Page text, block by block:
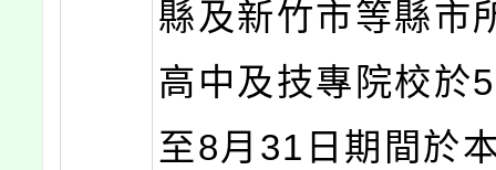
縣及新竹市等縣市
高中及技專院校於
至8月31日期間於